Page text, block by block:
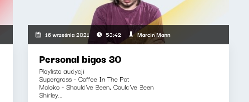
16 września 2021 53:42 Marcin Mann
Personal bigos 30
Playlista audycji:
Supergrass - Coffee In The Pot
Moloko - Should've Been, Could've Been
Shirley...